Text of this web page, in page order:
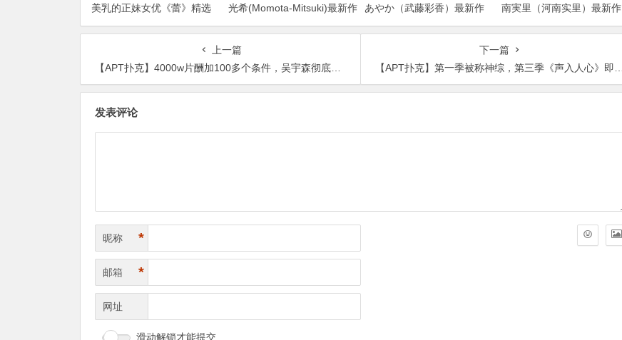
美乳的正妹女优《蕾》精选
作品介绍……
光希(Momota-Mitsuki)最新作
品2024/01/02发布！
あやか（武藤彩香）最新作
品2023/01/19发布！
南実里（河南实里）最新作
品2021-08-26发布！
上一篇
【APT扑克】4000w片酬加100多个条件，吴宇森彻底心寒周润发无缘《赤壁》内幕
下一篇
【APT扑克】第一季被称神综，第三季《声入人心》即将没落！
发表评论
昵称 *
邮箱 *
网址
滑动解锁才能提交